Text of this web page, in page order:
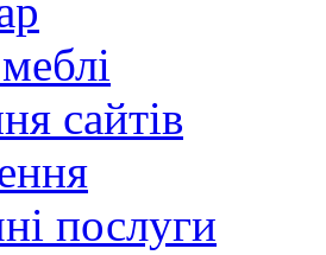
сайтів
послуги